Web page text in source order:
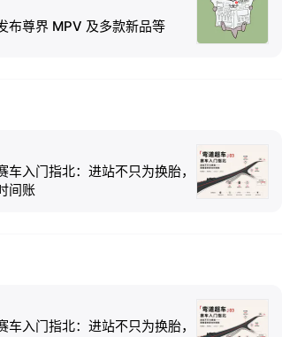
布尊界 MPV 及多款新品等
车入门指北：进站不只为换胎，
间账
车入门指北：进站不只为换胎，